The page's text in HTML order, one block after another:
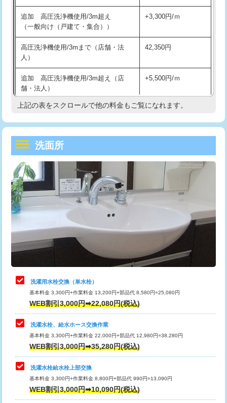
マス交換（深さ50㎝以上） 66,000円
コンクリート斫り（厚さ10㎝まで） 27,500円
コンクリート斫り（厚さ10㎝超え）
モルタル補修（厚さ10㎝まで）
モルタル補修（厚さ10㎝超え） 38,500円
洗面台設置 38,500円
追加人工
廃棄・処分 現場見積
※給水管工事は20mmまでの価格です。
持込商品取付（混合水栓） 16,500円
給水管工事※（ホール加工)
給水管工事※（バンド止め) 3,300円
給水管工事※（支持金具設置) 5,500円
給水管工事※（保温材使用（バンド止
め込み）)
5,500円
給水管工事※（土の掘削・埋め戻し作
業)
11,000円
給水管工事※（塩ビ管（VP・HI）使
用/3ｍまで)
33,000円
給水管工事※（塩ビ管（VP・HI）使
用（追加）/3ｍ超え)
給水管工事※（ライニング鋼管・銅
管・ポリ管・HT管使用/3ｍまで)
44,000円
給水管工事※（ライニング鋼管・銅
管・ポリ管・HT管使用/3ｍ超え)
排水管工事（土の掘削・埋め戻し作
業）
排水管工事（排水管工事/3ｍまで） 55,000円
排水管工事（追加 排水管工事/3ｍ超
え）
マス交換（土の掘削・埋め戻し作業）
追加 高圧洗浄機使用/3m超え
（一般向け（戸建て・集合））
+3,300円/ｍ
高圧洗浄機使用/3mまで（店舗・法
人）
42,350円
追加 高圧洗浄機使用/3m超え（店
舗・法人）
+5,500円/ｍ
高度高圧洗浄換 現地調査
トーラー機使用/3mまで
追加トーラー機使用/3m超え +3,300円
カメラ調査 33,000円
桝清掃
止水・漏水調査・防水処理・清掃・修
理・調整・分解・加工など（軽作業）
11,000円
止水・漏水調査・防水処理・清掃・修
理・調整・分解・加工など（中作業）
22,000円
止水・漏水調査・防水処理・清掃・修
理・調整・分解・加工など（重作業）
33,000円
キッチンタンク脱着
その他部品の脱着
交換・取付（タンク）
交換・取付(単水栓（壁付・デッキ
式）)
上記の表をスクロールで他の料金もご覧になれます。
洗面所
洗濯用水栓交換（単水栓）
基本料金 3,300円+作業料金 13,200円+部品代 8,580円=25,080円
WEB割引3,000円➡22,080円(税込)
洗濯水栓、給水ホース交換作業
基本料金 3,300円+作業料金 22,000円+部品代 12,980円=38,280円
WEB割引3,000円➡35,280円(税込)
洗濯水栓給水栓上部交換
基本料金 3,300円+作業料金 8,800円+部品代 990円=13,090円
WEB割引3,000円➡10,090円(税込)